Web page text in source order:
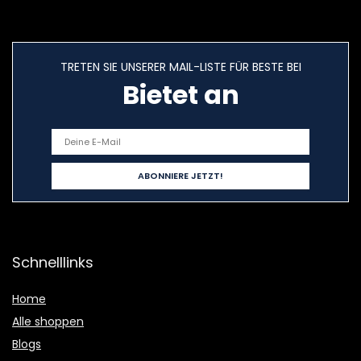
TRETEN SIE UNSERER MAIL-LISTE FÜR BESTE BEI
Bietet an
Schnelllinks
Home
Alle shoppen
Blogs